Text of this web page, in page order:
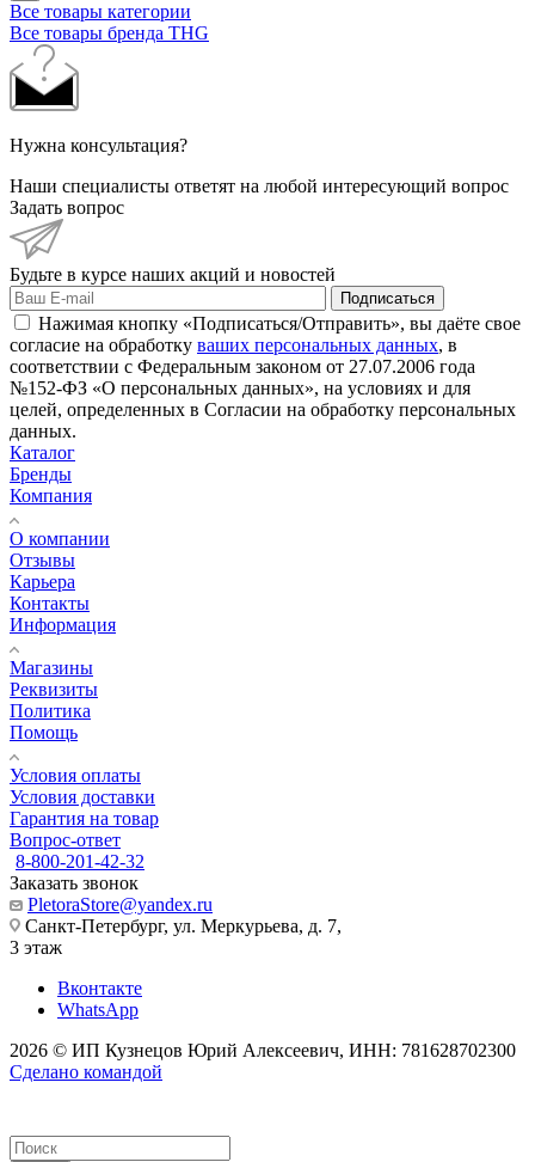
Все товары категории
Все товары бренда THG
Нужна консультация?
Наши специалисты ответят на любой интересующий вопрос
Задать вопрос
Будьте в курсе наших акций и новостей
Подписаться
Нажимая кнопку «Подписаться/Отправить», вы даёте свое
согласие на обработку ваших персональных данных, в
соответствии с Федеральным законом от 27.07.2006 года
№152-ФЗ «О персональных данных», на условиях и для
целей, определенных в Согласии на обработку персональных
данных.
Каталог
Бренды
Компания
О компании
Отзывы
Карьера
Контакты
Информация
Магазины
Реквизиты
Политика
Помощь
Условия оплаты
Условия доставки
Гарантия на товар
Вопрос-ответ
8-800-201-42-32
Заказать звонок
PletoraStore@yandex.ru
Санкт-Петербург, ул. Меркурьева, д. 7,
3 этаж
Вконтакте
WhatsApp
2026 © ИП Кузнецов Юрий Алексеевич, ИНН: 781628702300
Сделано командой